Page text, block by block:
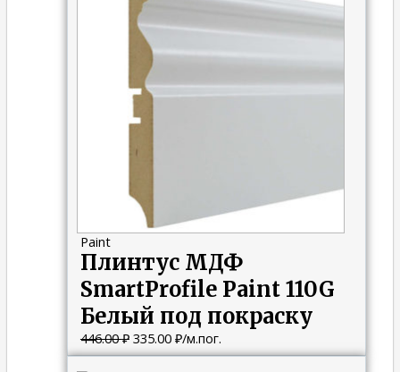
Paint
Плинтус МДФ
SmartProfile Paint 110G
Белый под покраску
446.00₽ 335.00 ₽/м.пог.